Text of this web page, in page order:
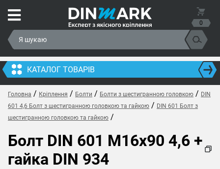
0
КАТАЛОГ ТОВАРІВ
Головна / Кріплення / Болти / Болти з шестигранною головкою / DIN
601 4,6 Болт з шестигранною головкою та гайкою / DIN 601 Болт з
шестигранною головкою та гайкою /
Болт DIN 601 M16x90 4,6 +
гайка DIN 934